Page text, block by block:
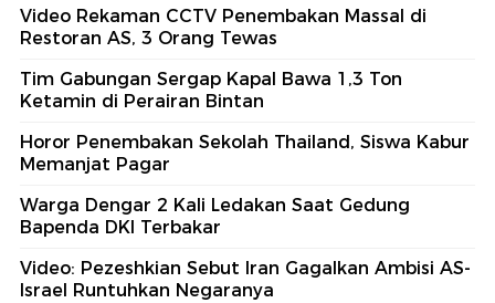
Video Rekaman CCTV Penembakan Massal di
Restoran AS, 3 Orang Tewas
Tim Gabungan Sergap Kapal Bawa 1,3 Ton
Ketamin di Perairan Bintan
Horor Penembakan Sekolah Thailand, Siswa Kabur
Memanjat Pagar
Warga Dengar 2 Kali Ledakan Saat Gedung
Bapenda DKI Terbakar
Video: Pezeshkian Sebut Iran Gagalkan Ambisi AS-
Israel Runtuhkan Negaranya